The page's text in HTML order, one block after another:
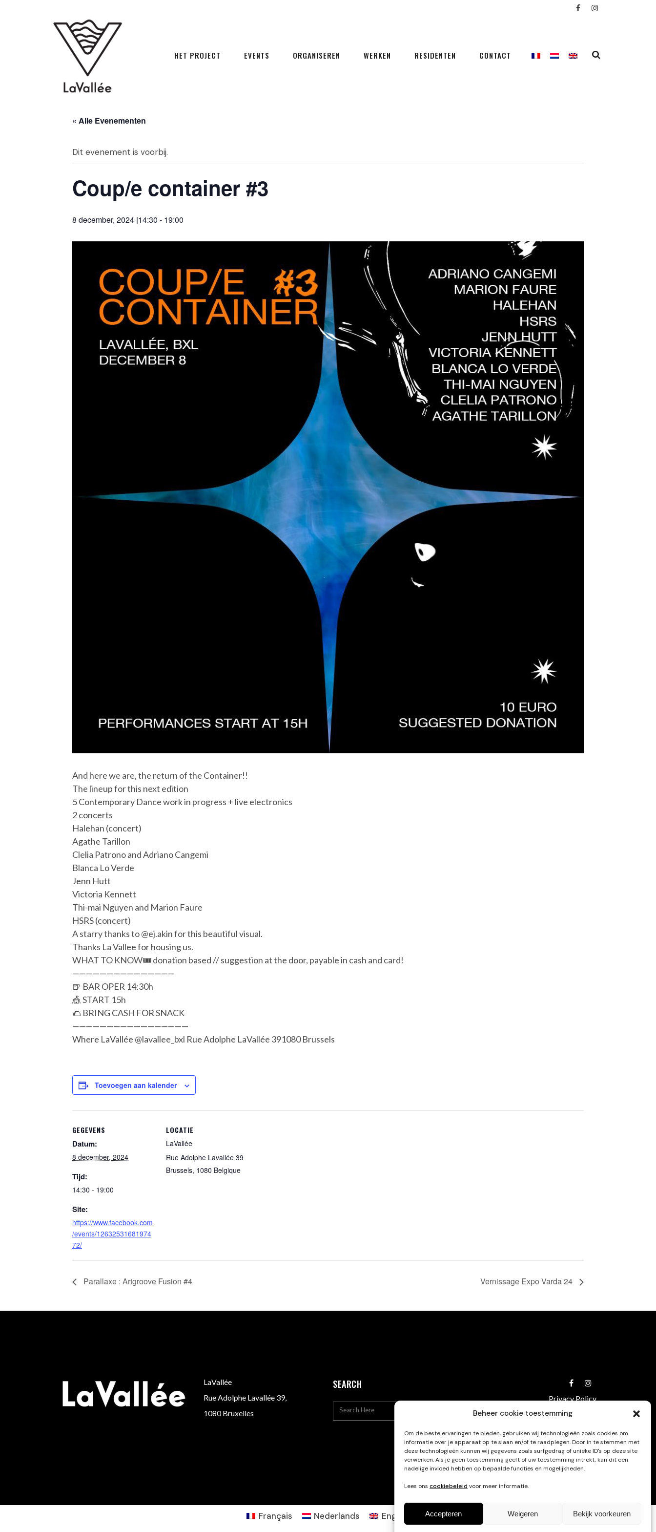
Beheer cookie toestemming
Om de beste ervaringen te bieden, gebruiken wij technologieën zoals cookies om
informatie over je apparaat op te slaan en/of te raadplegen. Door in te stemmen met
deze technologieën kunnen wij gegevens zoals surfgedrag of unieke ID's op deze site
verwerken. Als je geen toestemming geeft of uw toestemming intrekt, kan dit een
nadelige invloed hebben op bepaalde functies en mogelijkheden.
Lees ons cookiebeleid voor meer informatie.
Accepteren Weigeren Bekijk voorkeuren
HET PROJECT EVENTS ORGANISEREN WERKEN RESIDENTEN CONTACT
« Alle Evenementen
Dit evenement is voorbij.
Coup/e container #3
8 december, 2024 |14:30 - 19:00
And here we are, the return of the Container!!
The lineup for this next edition
5 Contemporary Dance work in progress + live electronics
2 concerts
Halehan (concert)
Agathe Tarillon
Clelia Patrono and Adriano Cangemi
Blanca Lo Verde
Jenn Hutt
Victoria Kennett
Thi-mai Nguyen and Marion Faure
HSRS (concert)
A starry thanks to @ej.akin for this beautiful visual.
Thanks La Vallee for housing us.
WHAT TO KNOW🎟 donation based // suggestion at the door, payable in cash and card!
———————————————
🍺 BAR OPER 14:30h
🎪 START 15h
🌮 BRING CASH FOR SNACK
—————————————————
Where LaVallée @lavallee_bxl Rue Adolphe LaVallée 391080 Brussels
Toevoegen aan kalender
GEGEVENS
Datum:
8 december, 2024
Tijd:
14:30 - 19:00
Site:
https://www.facebook.com
/events/12632531681974
72/
LOCATIE
LaVallée
Rue Adolphe Lavallée 39
Brussels, 1080 Belgique
Parallaxe : Artgroove Fusion #4 Vernissage Expo Varda 24
LaVallée
Rue Adolphe Lavallée 39,
1080 Bruxelles
SEARCH
Privacy Policy
Français Nederlands English